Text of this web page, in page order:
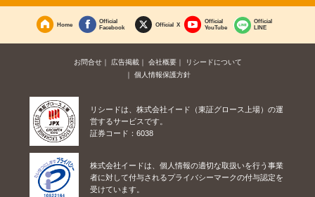
Home
Official
Facebook
Official X
Official
YouTube
Official
LINE
お問合せ 広告掲載 会社概要
リシードについて
個人情報保護方針
リシードは、株式会社イード（東証グロース上場）の運
営するサービスです。
証券コード：6038
株式会社イードは、個人情報の適切な取扱いを行う事業
者に対して付与されるプライバシーマークの付与認定を
受けています。